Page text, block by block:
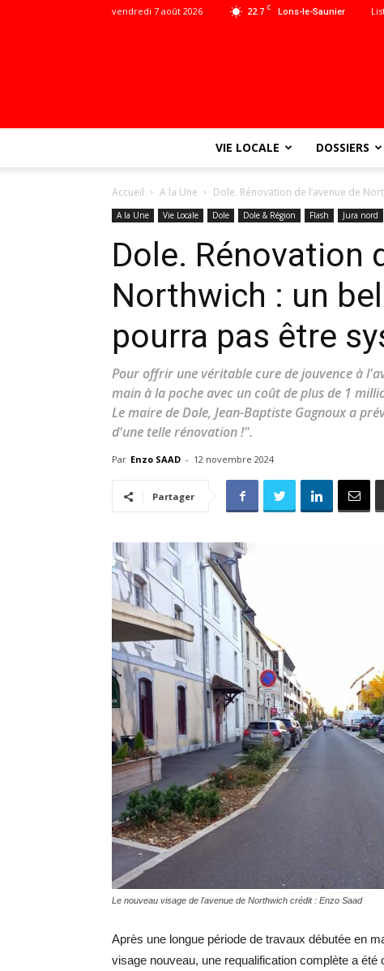
22.7 C Lons-le-Saunier
vendredi 7 août 2026
VIE LOCALE DOSSIERS
Accueil A la Une Dole. Rénovation de l’avenue de
A la Une Vie Locale Dole Dole & Région Flash Jura nord
Dole. Rénovation
Northwich : un
pourra pas être
Pour offrir une véritable cure de jouvence à
main à la poche avec un coût de plus de 1
Le maire de Dole, Jean-Baptiste Gagnoux a
d'une telle rénovation !".
Par Enzo SAAD - 12 novembre 2024
Partager
Le nouveau visage de l'avenue de Northwich crédit : Enzo Saad
Après une longue période de travaux débutée en
visage nouveau, une requalification complète a